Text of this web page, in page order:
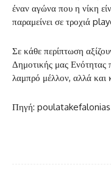
έναν αγώνα που η νίκη
παραμείνει σε τροχιά
Σε κάθε περίπτωση
Δημοτικής μας Ενότητας
λαμπρό μέλλον, αλλά και
Πηγή: